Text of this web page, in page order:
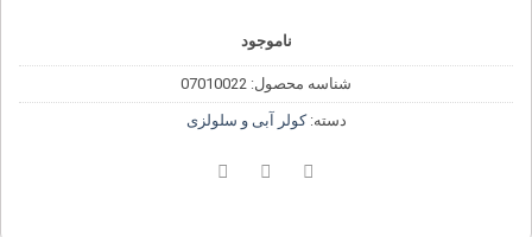
ناموجود
شناسه محصول: 07010022
دسته:کولر آبی و سلولزی